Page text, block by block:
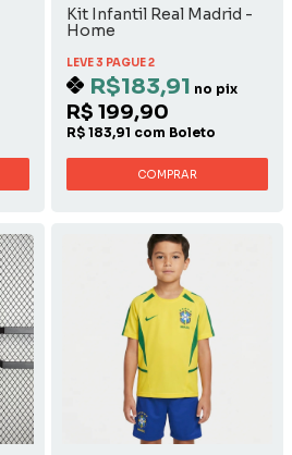
Kit Infantil Real Madrid -
Home
LEVE 3 PAGUE 2
R$183,91 no pix
R$ 199,90
R$ 183,91 com Boleto
COMPRAR